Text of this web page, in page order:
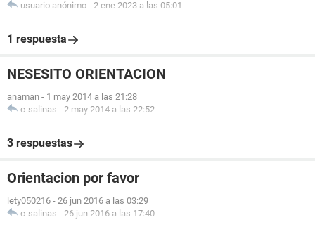
usuario anónimo - 2 ene 2023 a las 05:01
1 respuesta
NESESITO ORIENTACION
anaman - 1 may 2014 a las 21:28
c-salinas - 2 may 2014 a las 22:52
3 respuestas
Orientacion por favor
lety050216 - 26 jun 2016 a las 03:29
c-salinas - 26 jun 2016 a las 17:40